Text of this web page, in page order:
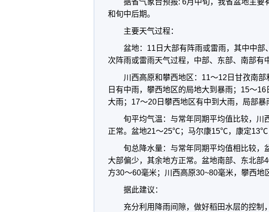
据省气象台预报: 6月中旬，我省盆地主要
和旬中后期。
主要天气过程：
盆地：11日大部有阵雨或雷雨，其中中
次阵雨或雷雨天气过程，中部、东部、南部有
川西高原和攀西地区：11～12日甘孜南
日有中雨，攀西地区的局地大到暴雨；15～
大雨；17～20日攀西地区有中到大雨，局部暴
旬平均气温：与常年同期平均值比较，川
正常。盆地21～25℃；马尔康15℃，康定
旬总降水量：与常年同期平均值相比较，
大部偏少，其余地方正常。盆地南部、东北部
方30～60毫米；川西高原30~80毫米，攀西地
据此建议：
充分利用降雨间隙，做好稻田水层的控制